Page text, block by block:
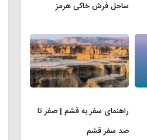
ساحل فرش خاکی هرمز
راهنمای سفر به قشم | صفر تا
صد سفر قشم